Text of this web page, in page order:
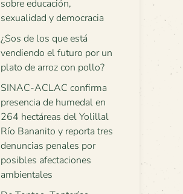
sobre educación,
sexualidad y democracia
¿Sos de los que está
vendiendo el futuro por un
plato de arroz con pollo?
SINAC-ACLAC confirma
presencia de humedal en
264 hectáreas del Yolillal
Río Bananito y reporta tres
denuncias penales por
posibles afectaciones
ambientales